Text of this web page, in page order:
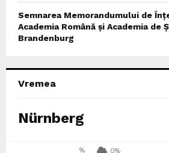
Semnarea Memorandumului de
Academia Română și Academia de
Brandenburg
Vremea
Nürnberg
% 0%